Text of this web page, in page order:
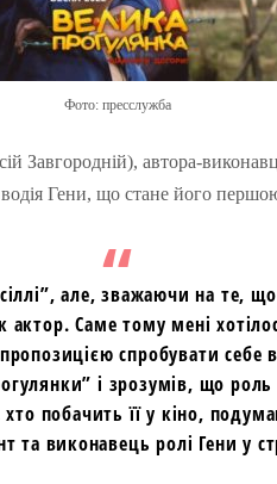
Фото: пресслужба
Завгородній), автора-
Гени, що стане його
але, зважаючи на те,
актор. Саме тому мені
спробувати
і зрозумів, що
побачить її у кіно,
та виконавець ролі Гени у